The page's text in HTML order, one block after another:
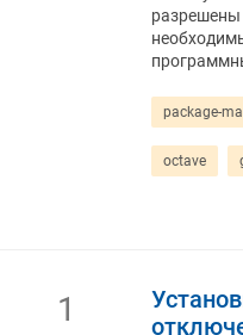
package-
octave
1